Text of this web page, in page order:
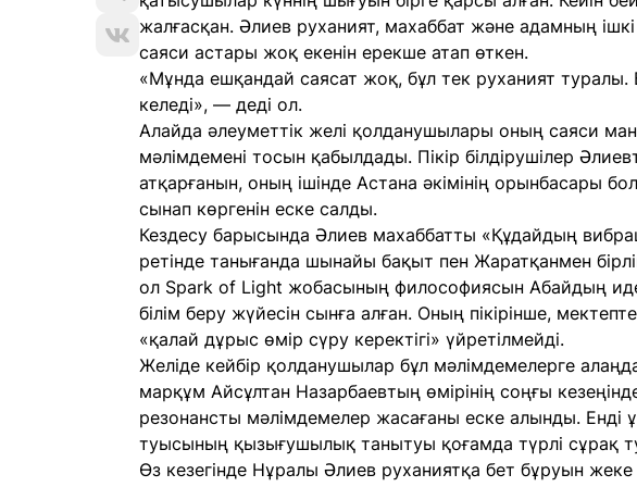
жалғасқан. Әлиев руханият, махаббат және адамның
саяси астары жоқ екенін ерекше атап өткен.
«Мұнда ешқандай саясат жоқ, бұл тек руханият туралы.
келеді», — деді ол.
Алайда әлеуметтік желі қолданушылары оның саяси
мәлімдемені тосын қабылдады. Пікір білдірушілер
атқарғанын, оның ішінде Астана әкімінің орынбасары
сынап көргенін еске салды.
Кездесу барысында Әлиев махаббатты «Құдайдың
ретінде танығанда шынайы бақыт пен Жаратқанмен
ол Spark of Light жобасының философиясын Абайдың
білім беру жүйесін сынға алған. Оның пікірінше,
«қалай дұрыс өмір сүру керектігі» үйретілмейді.
Желіде кейбір қолданушылар бұл мәлімдемелерге
марқұм Айсұлтан Назарбаевтың өмірінің соңғы
резонансты мәлімдемелер жасағаны еске алынды. Енді
туысының қызығушылық танытуы қоғамда түрлі сұрақ
Өз кезегінде Нұралы Әлиев руханиятқа бет бұруын